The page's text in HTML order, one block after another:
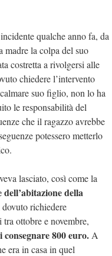
qualche anno fa, da
madre la colpa del suo
costretta a rivolgersi alle
chiedere l’intervento
suo figlio, non lo ha
le responsabilità del
che il ragazzo avrebbe
potessero metterlo
lasciato, così come la
della
richiedere
ottobre e novembre,
800 euro. A
era in casa in quel